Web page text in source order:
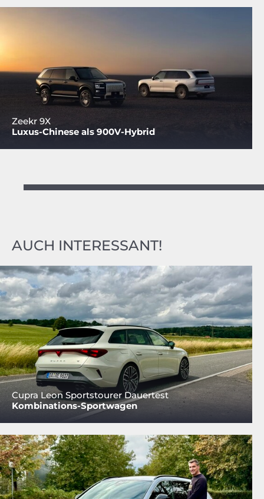
Zeekr 9X
Luxus-Chinese als 900V-Hybrid
AUCH INTERESSANT!
Cupra Leon Sportstourer Dauertest
Kombinations-Sportwagen